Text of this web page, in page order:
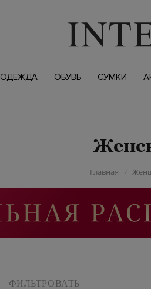
ОДЕЖДА ОБУВЬ СУМКИ
Главная /
ФИЛЬТРОВАТЬ